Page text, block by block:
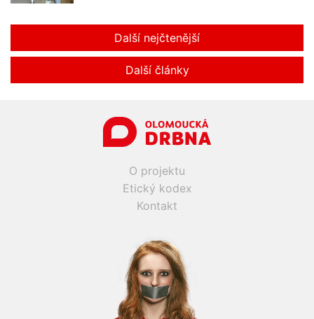
Další nejčtenější
Další články
O projektu
Etický kodex
Kontakt